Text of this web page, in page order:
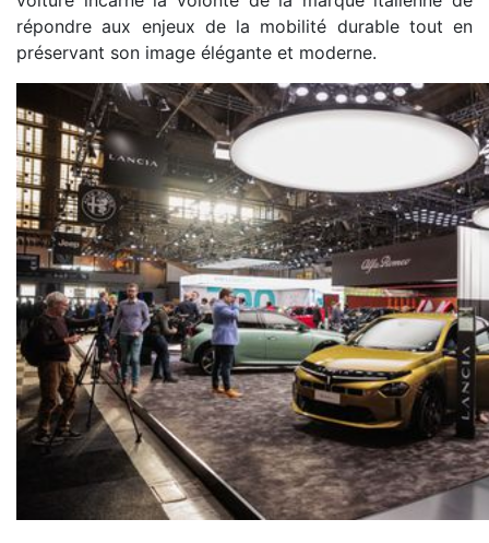
répondre aux enjeux de la mobilité durable tout en
préservant son image élégante et moderne.